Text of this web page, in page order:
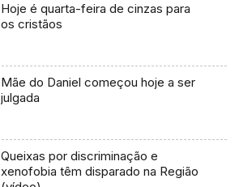
Hoje é quarta-feira de cinzas para
os cristãos
Mãe do Daniel começou hoje a ser
julgada
Queixas por discriminação e
xenofobia têm disparado na Região